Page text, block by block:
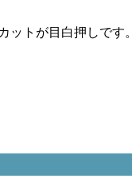
ットが目白押しです。